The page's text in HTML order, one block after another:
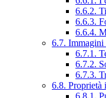
6.6.2.
6.6.3.
6.6.4.
6.7. Immagini
6.7.1.
6.7.2.
6.7.3.
6.8. Proprietà
6.8.1.